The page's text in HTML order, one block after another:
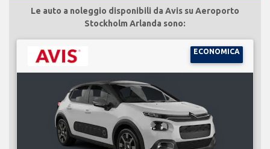
Le auto a noleggio disponibili da Avis su Aeroporto
Stockholm Arlanda sono:
ECONOMICA